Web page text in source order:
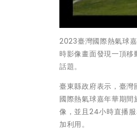
2023臺灣國際熱氣球
時影像畫面發現一頂
話題。
臺東縣政府表示，臺
國際熱氣球嘉年華期
像，並且24小時直播
加利用。